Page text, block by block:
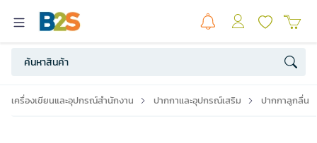
เครื่องเขียนและอุปกรณ์สำนักงาน ปากกาและอุปกรณ์เสริม ปากกาลูกลื่น